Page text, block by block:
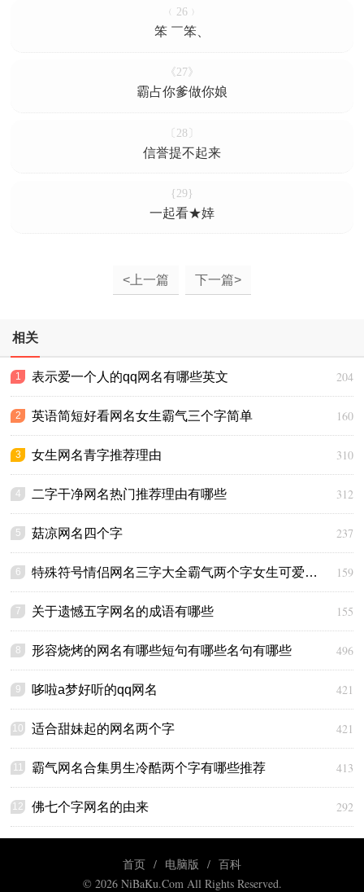
﹙26﹚
笨 ￣笨、
《27》
霸占你爹做你娘
〔28〕
信誉提不起来
{29}
一起看★婞
<上一篇 下一篇>
相关
1 表示爱一个人的qq网名有哪些英文 204
2 英语简短好看网名女生霸气三个字简单 160
3 女生网名青字推荐理由 310
4 二字干净网名热门推荐理由有哪些 312
5 菇凉网名四个字 237
6 特殊符号情侣网名三字大全霸气两个字女生可爱啊呢 159
7 关于遗憾五字网名的成语有哪些 155
8 形容烧烤的网名有哪些短句有哪些名句有哪些 496
9 哆啦a梦好听的qq网名 421
10 适合甜妹起的网名两个字 421
11 霸气网名合集男生冷酷两个字有哪些推荐 413
12 佛七个字网名的由来 292
首页 / 电脑版 / 百科
© 2026 NiBaKu.Com All Rights Reserved.